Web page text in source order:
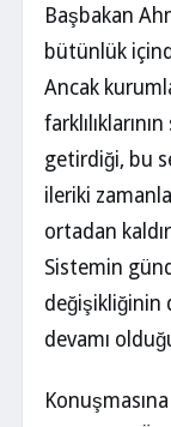
Başbakan
bütünlük
Ancak
getirdiği, bu
ileriki
ortadan
Sistemin
değişikliğinin
devamı